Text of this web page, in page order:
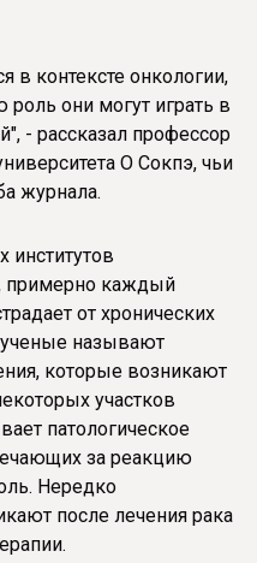
в контексте онкологии,
роль они могут играть в
- рассказал профессор
О Сокпэ, чьи
журнала.
институтов
примерно каждый
от хронических
ученые называют
которые возникают
участков
патологическое
за реакцию
Нередко
после лечения рака